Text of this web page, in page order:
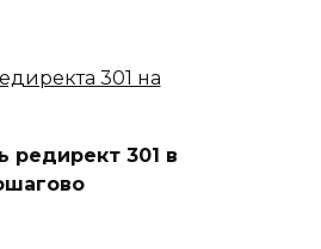
редирект 301 в